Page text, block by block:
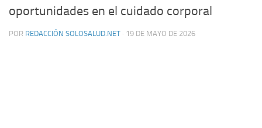
oportunidades en el cuidado corporal
POR REDACCIÓN SOLOSALUD.NET · 19 DE MAYO DE 2026